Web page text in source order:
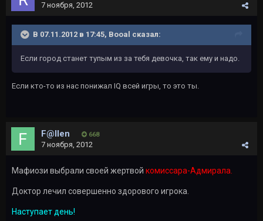
7 ноября, 2012
В 07.11.2012 в 17:45, Booal сказал:
Если город станет тупым из за тебя девочка, так ему и надо.
Если кто-то из нас понижал IQ всей игры, то это ты.
F@llen 668
7 ноября, 2012
Мафиози выбрали своей жертвой комиссара-Адмирала.
Доктор лечил совершенно здорового игрока.
Наступает день!